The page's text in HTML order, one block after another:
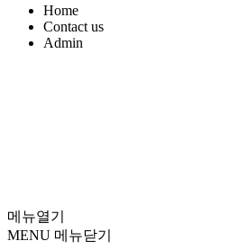
Home
Contact us
Admin
메뉴열기
MENU 메뉴닫기